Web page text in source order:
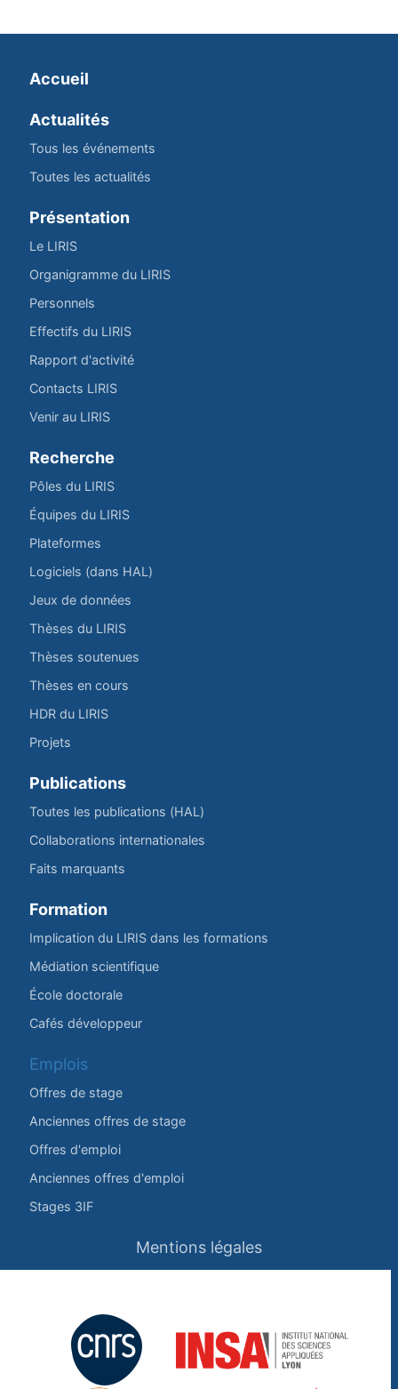
Accueil
Actualités
Tous les événements
Toutes les actualités
Présentation
Le LIRIS
Organigramme du LIRIS
Personnels
Effectifs du LIRIS
Rapport d'activité
Contacts LIRIS
Venir au LIRIS
Recherche
Pôles du LIRIS
Équipes du LIRIS
Plateformes
Logiciels (dans HAL)
Jeux de données
Thèses du LIRIS
Thèses soutenues
Thèses en cours
HDR du LIRIS
Projets
Publications
Toutes les publications (HAL)
Collaborations internationales
Faits marquants
Formation
Implication du LIRIS dans les formations
Médiation scientifique
École doctorale
Cafés développeur
Emplois
Offres de stage
Anciennes offres de stage
Offres d'emploi
Anciennes offres d'emploi
Stages 3IF
Mentions légales